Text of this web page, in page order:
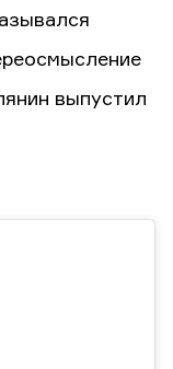
выпустил